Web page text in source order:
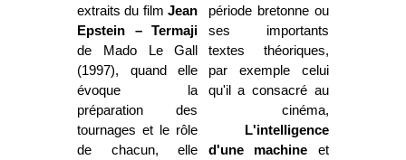
période bretonne ou
ses importants
textes théoriques,
par exemple celui
qu'il a consacré au
cinéma,
L'intelligence
d'une machine et
extraits du filmJean
Epstein – Termaji
de Mado Le Gall
(1997), quand elle
évoque la
préparation des
tournages et le rôle
de chacun, elle